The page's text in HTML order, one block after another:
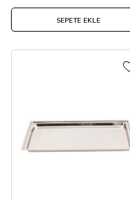
SEPETE EKLE